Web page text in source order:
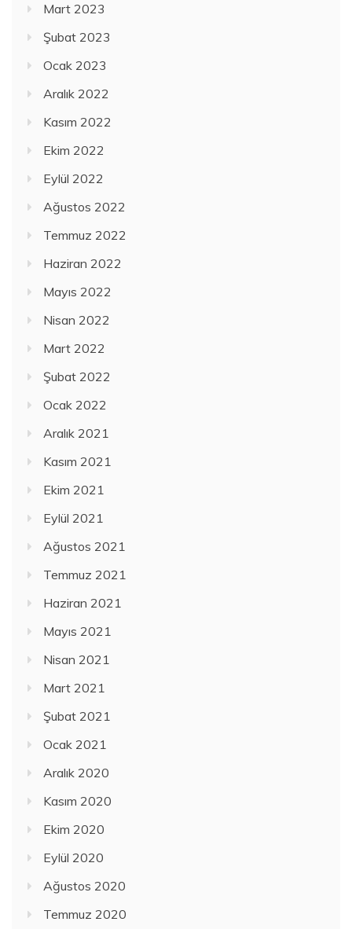
Mart 2023
Şubat 2023
Ocak 2023
Aralık 2022
Kasım 2022
Ekim 2022
Eylül 2022
Ağustos 2022
Temmuz 2022
Haziran 2022
Mayıs 2022
Nisan 2022
Mart 2022
Şubat 2022
Ocak 2022
Aralık 2021
Kasım 2021
Ekim 2021
Eylül 2021
Ağustos 2021
Temmuz 2021
Haziran 2021
Mayıs 2021
Nisan 2021
Mart 2021
Şubat 2021
Ocak 2021
Aralık 2020
Kasım 2020
Ekim 2020
Eylül 2020
Ağustos 2020
Temmuz 2020